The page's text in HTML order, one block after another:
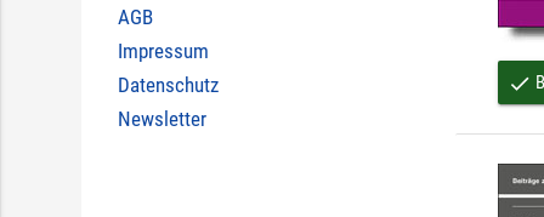
AGB
Impressum
Datenschutz
Newsletter
done